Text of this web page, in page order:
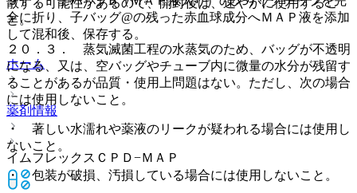
全に折り、子バッグ@の残った赤血球成分へＭＡＰ液を添加
して混和後、保存する。
ホーム
薬剤情報
イムフレックスＣＰＤ−ＭＡＰ
散する可能性があるので、開封後は、速やかに使用するこ
と。
２０．３． 蒸気滅菌工程の水蒸気のため、バッグが不透明
になる、又は、空バッグやチューブ内に微量の水分が残留す
ることがあるが品質・使用上問題はない。ただし、次の場合
には使用しないこと。
・ 著しい水濡れや薬液のリークが疑われる場合には使用し
ないこと。
・ 包装が破損、汚損している場合には使用しないこと。